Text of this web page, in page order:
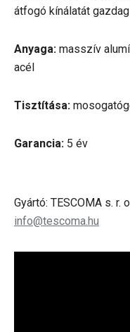
átfogó kínálatát
Anyaga: masszív
acél
Tisztítása:
Garancia: 5 év
Gyártó: TESCOMA s. r.
info@tescoma.hu